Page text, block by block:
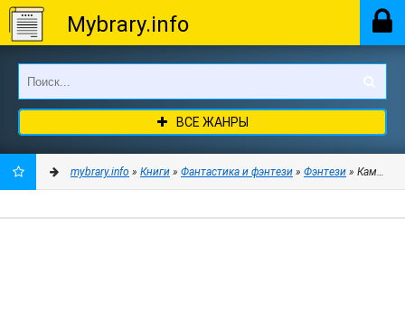
Mybrary.info
ВСЕ ЖАНРЫ
mybrary.info » Книги » Фантастика и фэнтези » Фэнтези » Камер-